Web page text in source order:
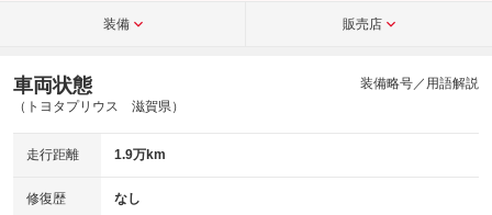
装備 販売店
車両状態
（トヨタプリウス 滋賀県）
装備略号／用語解説
走行距離 1.9万km
修復歴 なし